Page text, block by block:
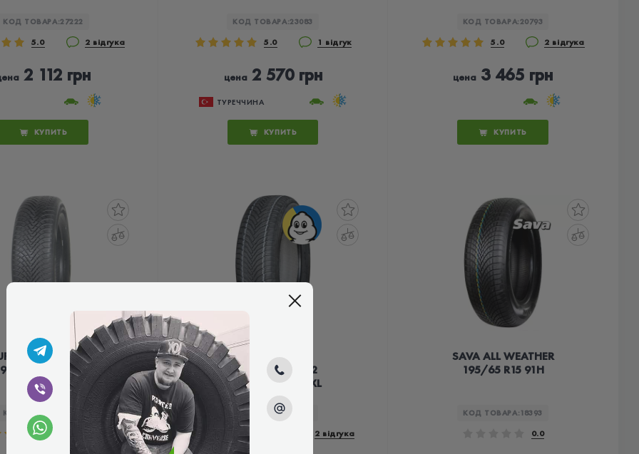
КОД ТОВАРА:27222
5.0 2 відгука
2 112 грн
КУПИТЬ
КОД ТОВАРА:23083
5.0 1 відгук
цена2 570 грн
ТУРЕЧЧИНА
КУПИТЬ
КОД ТОВАРА:20793
5.0 2 відгука
цена 3 465 грн
КУПИТЬ
G FIT 4S LH71
65 R15 95H XL
КОД ТОВАРА: 20720
5.0 1 відгук
CROSSCLIMATE 2
195/65 R15 95V XL
КОД ТОВАРА:
2 відгука
SAVA ALL WEATHER
195/65 R15 91H
КОД ТОВАРА: 18393
0.0